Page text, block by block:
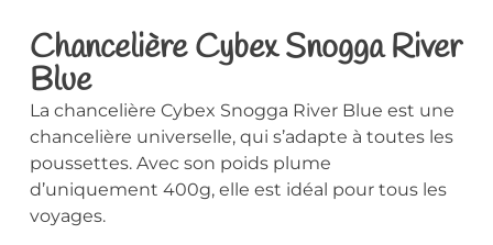
Chancelière Cybex Snogga River
Blue
La chancelière Cybex Snogga River Blue est une
chancelière universelle, qui s’adapte à toutes les
poussettes. Avec son poids plume
d’uniquement 400g, elle est idéal pour tous les
voyages.